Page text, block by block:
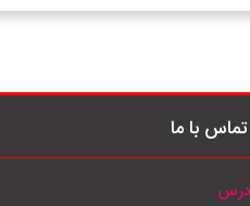
تماس با ما